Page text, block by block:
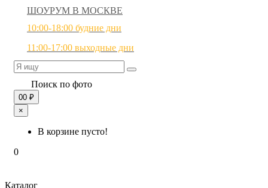
ШОУРУМ В МОСКВЕ
10:00-18:00 будние дни
11:00-17:00 выходные дни
Поиск по фото
00 ₽
×
В корзине пусто!
0
Каталог